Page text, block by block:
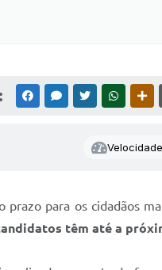
FACEBOOKMESSENGER
TWITTER
prazo para os cidadãos
têm até a